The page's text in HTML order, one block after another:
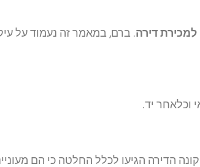
למכירת דירה. ברם, במאמר זה נעמוד על
וכלאחר יד.
הדירה הגיעו לכלל החלטה כי הם